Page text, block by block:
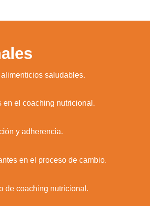
saludables.
en el coaching nutricional.
y adherencia.
en el proceso de cambio.
de coaching nutricional.